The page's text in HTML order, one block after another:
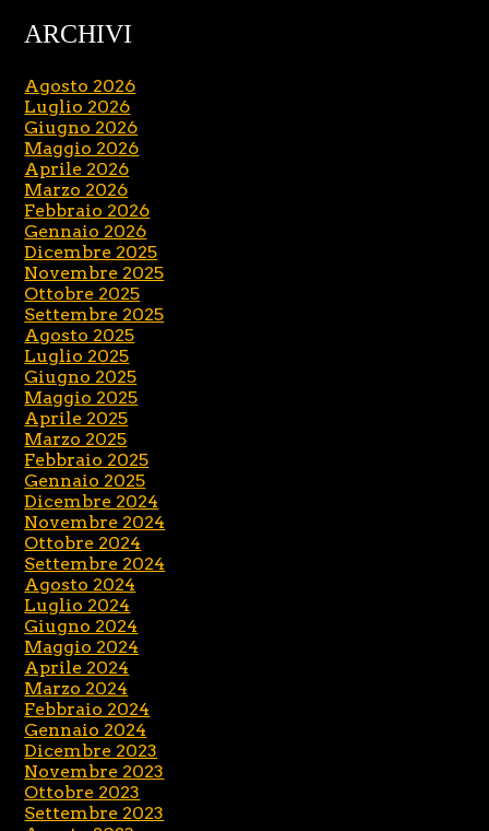
ARCHIVI
Agosto 2026
Luglio 2026
Giugno 2026
Maggio 2026
Aprile 2026
Marzo 2026
Febbraio 2026
Gennaio 2026
Dicembre 2025
Novembre 2025
Ottobre 2025
Settembre 2025
Agosto 2025
Luglio 2025
Giugno 2025
Maggio 2025
Aprile 2025
Marzo 2025
Febbraio 2025
Gennaio 2025
Dicembre 2024
Novembre 2024
Ottobre 2024
Settembre 2024
Agosto 2024
Luglio 2024
Giugno 2024
Maggio 2024
Aprile 2024
Marzo 2024
Febbraio 2024
Gennaio 2024
Dicembre 2023
Novembre 2023
Ottobre 2023
Settembre 2023